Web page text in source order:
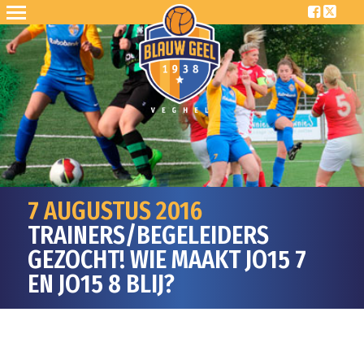
7 AUGUSTUS 2016
TRAINERS/BEGELEIDERS
GEZOCHT! WIE MAAKT JO15 7
EN JO15 8 BLIJ?